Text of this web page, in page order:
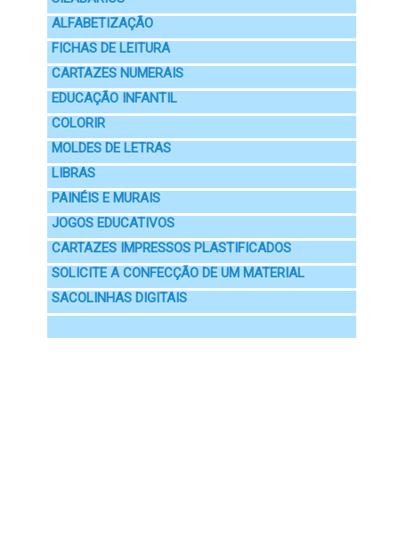
ALFABETIZAÇÃO
FICHAS DE LEITURA
CARTAZES NUMERAIS
EDUCAÇÃO INFANTIL
COLORIR
MOLDES DE LETRAS
LIBRAS
PAINÉIS E MURAIS
JOGOS EDUCATIVOS
CARTAZES IMPRESSOS PLASTIFICADOS
SOLICITE A CONFECÇÃO DE UM MATERIAL
SACOLINHAS DIGITAIS